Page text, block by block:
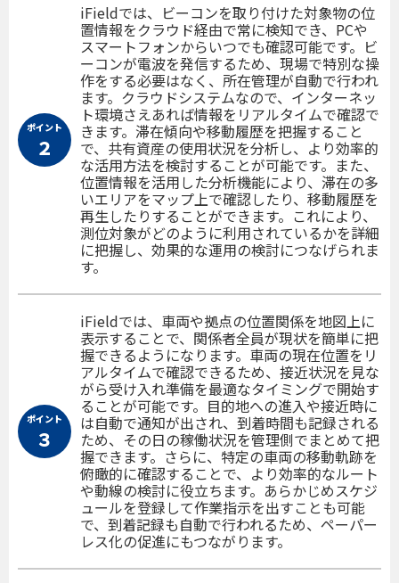
ポイント
２
iFieldでは、ビーコンを取り付けた対象物の位
置情報をクラウド経由で常に検知でき、PCや
スマートフォンからいつでも確認可能です。ビ
ーコンが電波を発信するため、現場で特別な操
作をする必要はなく、所在管理が自動で行われ
ます。クラウドシステムなので、インターネッ
ト環境さえあれば情報をリアルタイムで確認で
きます。滞在傾向や移動履歴を把握すること
で、共有資産の使用状況を分析し、より効率的
な活用方法を検討することが可能です。また、
位置情報を活用した分析機能により、滞在の多
いエリアをマップ上で確認したり、移動履歴を
再生したりすることができます。これにより、
測位対象がどのように利用されているかを詳細
に把握し、効果的な運用の検討につなげられま
す。
ポイント
３
iFieldでは、車両や拠点の位置関係を地図上に
表示することで、関係者全員が現状を簡単に把
握できるようになります。車両の現在位置をリ
アルタイムで確認できるため、接近状況を見な
がら受け入れ準備を最適なタイミングで開始す
ることが可能です。目的地への進入や接近時に
は自動で通知が出され、到着時間も記録される
ため、その日の稼働状況を管理側でまとめて把
握できます。さらに、特定の車両の移動軌跡を
俯瞰的に確認することで、より効率的なルート
や動線の検討に役立ちます。あらかじめスケジ
ュールを登録して作業指示を出すことも可能
で、到着記録も自動で行われるため、ペーパー
レス化の促進にもつながります。